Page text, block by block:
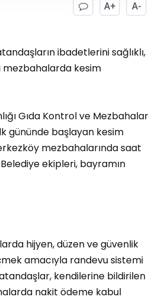
A+ A-
ibadetlerini sağlıklı,
mezbahalarda kesim
Gıda Kontrol ve Mezbahalar
gününde başlayan kesim
mezbahalarında saat
ekipleri, bayramın
hijyen, düzen ve güvenlik
amacıyla randevu sistemi
kendilerine bildirilen
nakit ödeme kabul